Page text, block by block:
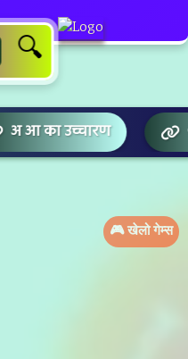
🎮 खेलो गेम्स
🔍
अ आ का उच्चारण